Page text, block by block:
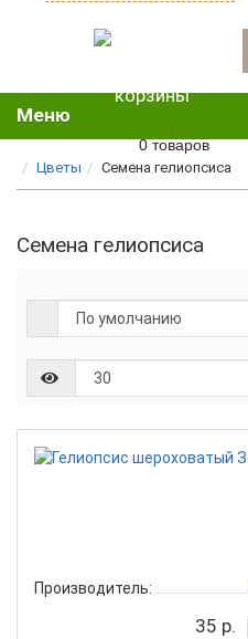
0 товаров
Меню
Цветы Семена гелиопсиса
Семена гелиопсиса
Производитель:
35 р.